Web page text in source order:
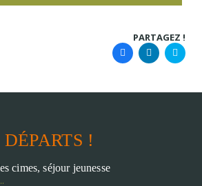
PARTAGEZ !
!
cimes, séjour jeunesse